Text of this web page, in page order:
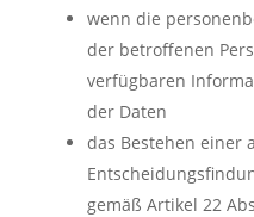
wenn die
der betroffenen
verfügbaren
der Daten
das Bestehen einer
gemäß Artikel 22